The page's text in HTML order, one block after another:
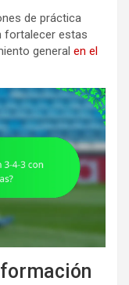
de práctica
fortalecer estas
general en el